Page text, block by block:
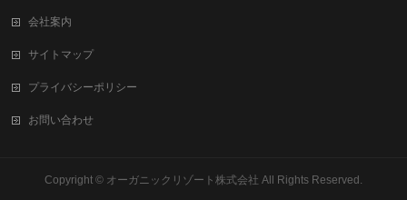
会社案内
サイトマップ
プライバシーポリシー
お問い合わせ
Copyright © オーガニックリゾート株式会社 All Rights Reserved.